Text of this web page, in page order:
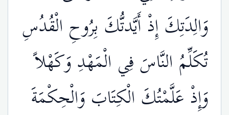
وَالِدَتِكَ إِذْ أَيَّدتُّكَ بِرُوحِ الْقُدُسِ
تُكَلِّمُ النَّاسَ فِي الْمَهْدِ وَكَهْلاً
وَإِذْ عَلَّمْتُكَ الْكِتَابَ وَالْحِكْمَةَ